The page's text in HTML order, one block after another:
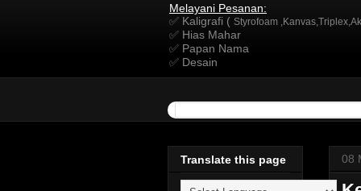
Melayani Pesanan:
✅ Kaligrafi ( Styrofoam
✅ Hias Mahar
✅ Papan Nama
✅ Desain
08
Translate this page